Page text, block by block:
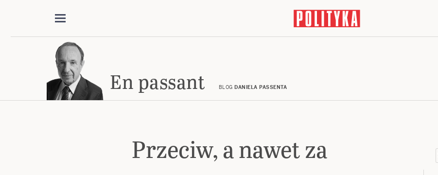
En passant BLOG DANIELA PASSENTA
Przeciw, a nawet za